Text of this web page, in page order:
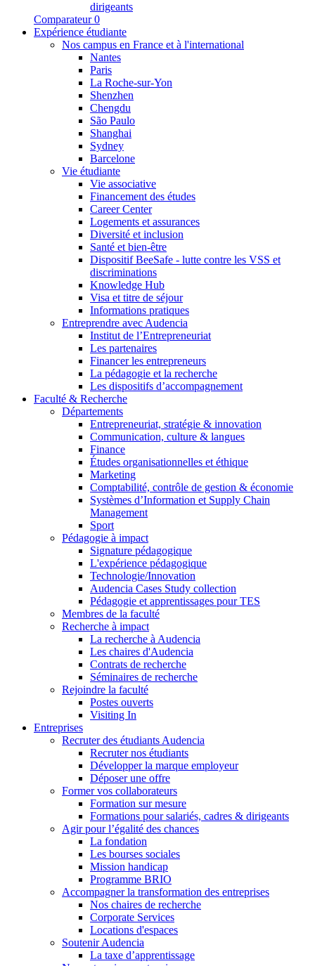
dirigeants
Comparateur 0
Expérience étudiante
Nos campus en France et à l'international
Nantes
Paris
La Roche-sur-Yon
Shenzhen
Chengdu
São Paulo
Shanghai
Sydney
Barcelone
Vie étudiante
Vie associative
Financement des études
Career Center
Logements et assurances
Diversité et inclusion
Santé et bien-être
Dispositif BeeSafe - lutte contre les VSS et
discriminations
Knowledge Hub
Visa et titre de séjour
Informations pratiques
Entreprendre avec Audencia
Institut de l’Entrepreneuriat
Les partenaires
Financer les entrepreneurs
La pédagogie et la recherche
Les dispositifs d’accompagnement
Faculté & Recherche
Départements
Entrepreneuriat, stratégie & innovation
Communication, culture & langues
Finance
Études organisationnelles et éthique
Marketing
Comptabilité, contrôle de gestion & économie
Systèmes d’Information et Supply Chain
Management
Sport
Pédagogie à impact
Signature pédagogique
L'expérience pédagogique
Technologie/Innovation
Audencia Cases Study collection
Pédagogie et apprentissages pour TES
Membres de la faculté
Recherche à impact
La recherche à Audencia
Les chaires d'Audencia
Contrats de recherche
Séminaires de recherche
Rejoindre la faculté
Postes ouverts
Visiting In
Entreprises
Recruter des étudiants Audencia
Recruter nos étudiants
Développer la marque employeur
Déposer une offre
Former vos collaborateurs
Formation sur mesure
Formations pour salariés, cadres & dirigeants
Agir pour l’égalité des chances
La fondation
Les bourses sociales
Mission handicap
Programme BRIO
Accompagner la transformation des entreprises
Nos chaires de recherche
Corporate Services
Locations d'espaces
Soutenir Audencia
La taxe d’apprentissage